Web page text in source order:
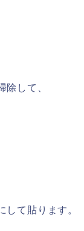
除して、
して貼ります。